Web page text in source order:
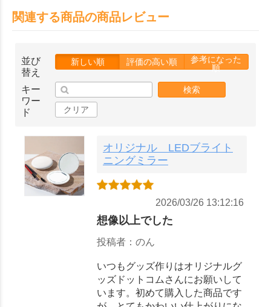
関連する商品の商品レビュー
並び
替え
新しい順 評価の高い順
参考になった
順
キー
ワー
ド
検索
クリア
オリジナル LEDブライト
ニングミラー
2026/03/26 13:12:16
想像以上でした
投稿者：のん
いつもグッズ作りはオリジナルグ
ッズドットコムさんにお願いして
います。初めて購入した商品です